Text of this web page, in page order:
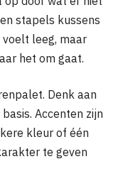
stapels kussens
leeg, maar
het om gaat.
Denk aan
Accenten zijn
kleur of één
te geven